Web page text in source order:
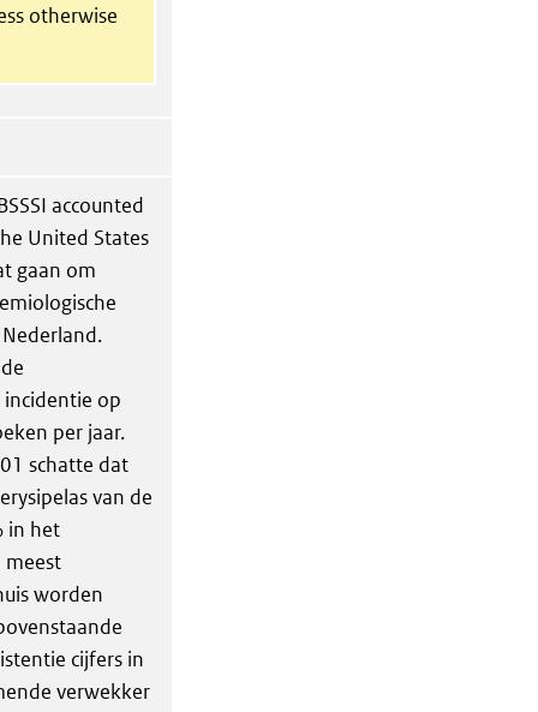
otherwise
accounted
United States
gaan om
op
per jaar.
schatte dat
van de
in het
meest
worden
cijfers in
verwekker